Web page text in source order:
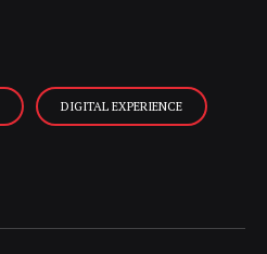
DIGITAL EXPERIENCE